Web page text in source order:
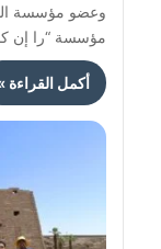
وعضو مؤسسة
مؤسسة “را إن
أكمل القراءة